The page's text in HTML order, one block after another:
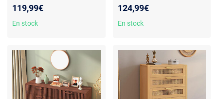
contemporain - 140 x 40 x 80
cm
119,99€
En stock
124,99€
En stock